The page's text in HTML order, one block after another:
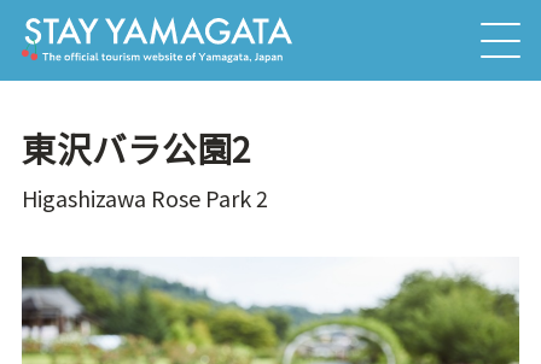
東沢バラ公園2
Higashizawa Rose Park 2